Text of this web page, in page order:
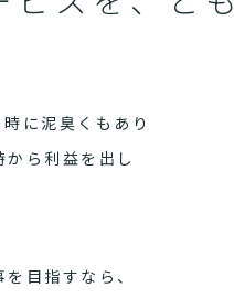
に泥臭くもあり
ら利益を出し
目指すなら、